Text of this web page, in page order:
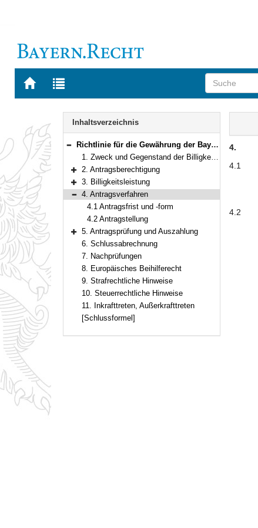
Zur
BAYERN.RECHT
Zur
letzten
Navigation
Inhaltsverzeichnis
Bereich reduzieren
Richtlinie für die Gewährung der Bayerischen Energie-Härtefallhilfe für Unternehmen
1. Zweck und Gegenstand der Billigkeitsleistung
Bereich erweitern
2. Antragsberechtigung
Bereich erweitern
3. Billigkeitsleistung
Bereich reduzieren
4. Antragsverfahren
4.1 Antragsfrist und -form
4.2 Antragstellung
Bereich erweitern
5. Antragsprüfung und Auszahlung
6. Schlussabrechnung
7. Nachprüfungen
8. Europäisches Beihilferecht
9. Strafrechtliche Hinweise
10. Steuerrechtliche Hinweise
11. Inkrafttreten, Außerkrafttreten
[Schlussformel]
4.
4.1
4.2